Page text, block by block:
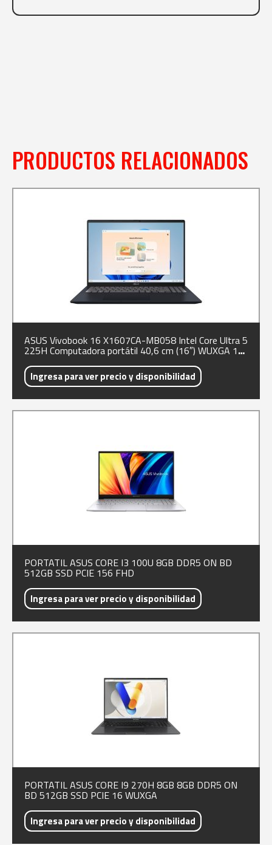
PRODUCTOS RELACIONADOS
ASUS Vivobook 16 X1607CA-MB058 Intel Core Ultra 5
225H Computadora portátil 40,6 cm (16″) WUXGA 16
GB DDR5-SDRAM 512 GB SSD Wi-Fi 6 (802.11ax)
Azul
Ingresa para ver precio y disponibilidad
PORTATIL ASUS CORE I3 100U 8GB DDR5 ON BD
512GB SSD PCIE 156 FHD
Ingresa para ver precio y disponibilidad
PORTATIL ASUS CORE I9 270H 8GB 8GB DDR5 ON
BD 512GB SSD PCIE 16 WUXGA
Ingresa para ver precio y disponibilidad